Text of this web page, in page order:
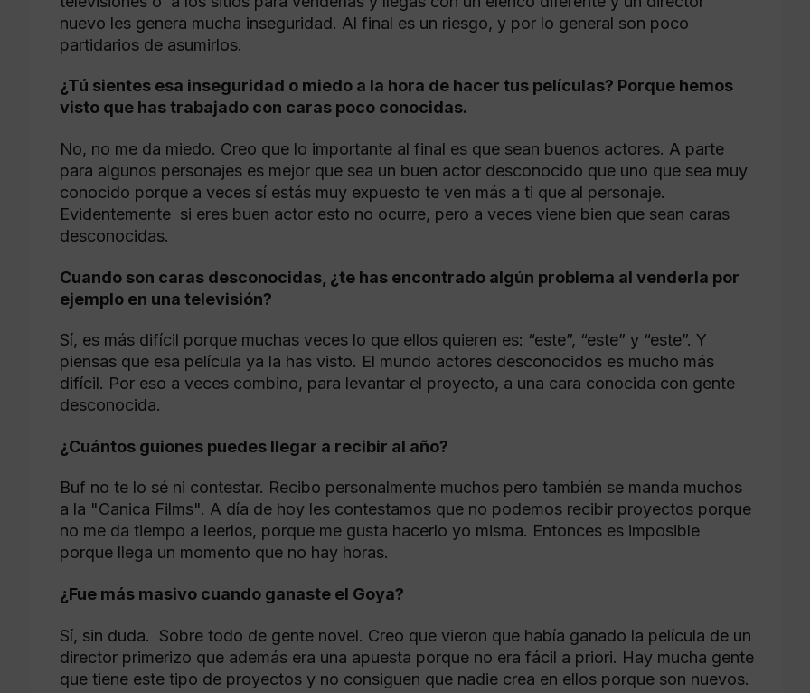
nuevo les genera mucha inseguridad. Al final es un riesgo, y por lo general son poco
partidarios de asumirlos.
¿Tú sientes esa inseguridad o miedo a la hora de hacer tus películas? Porque hemos
visto que has trabajado con caras poco conocidas.
No, no me da miedo. Creo que lo importante al final es que sean buenos actores. A parte
para algunos personajes es mejor que sea un buen actor desconocido que uno que sea muy
conocido porque a veces sí estás muy expuesto te ven más a ti que al personaje.
Evidentemente si eres buen actor esto no ocurre, pero a veces viene bien que sean caras
desconocidas.
Cuando son caras desconocidas, ¿te has encontrado algún problema al venderla por
ejemplo en una televisión?
Sí, es más difícil porque muchas veces lo que ellos quieren es: “este”, “este” y “este”. Y
piensas que esa película ya la has visto. El mundo actores desconocidos es mucho más
difícil. Por eso a veces combino, para levantar el proyecto, a una cara conocida con gente
desconocida.
¿Cuántos guiones puedes llegar a recibir al año?
Buf no te lo sé ni contestar. Recibo personalmente muchos pero también se manda muchos
a la "Canica Films". A día de hoy les contestamos que no podemos recibir proyectos porque
no me da tiempo a leerlos, porque me gusta hacerlo yo misma. Entonces es imposible
porque llega un momento que no hay horas.
¿Fue más masivo cuando ganaste el Goya?
Sí, sin duda. Sobre todo de gente novel. Creo que vieron que había ganado la película de un
director primerizo que además era una apuesta porque no era fácil a priori. Hay mucha gente
que tiene este tipo de proyectos y no consiguen que nadie crea en ellos porque son nuevos.